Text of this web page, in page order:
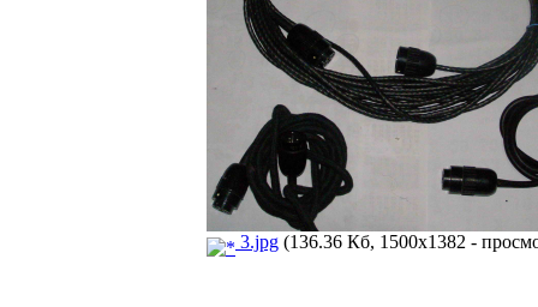
3.jpg (136.36 Кб, 1500x1382 -